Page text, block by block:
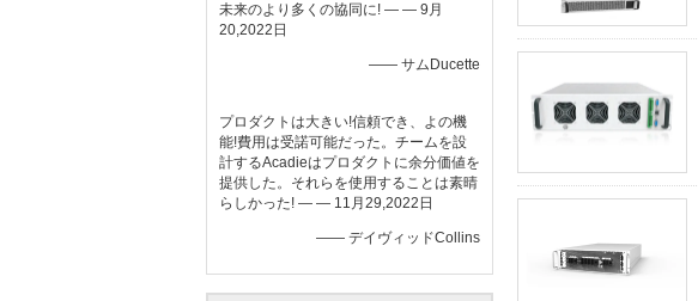
未来のより多くの協同に! — — 9月
20,2022日
—— サムDucette
プロダクトは大きい!信頼でき、よの機
能!費用は受諾可能だった。チームを設
計するAcadieはプロダクトに余分価値を
提供した。それらを使用することは素晴
らしかった! — — 11月29,2022日
—— デイヴィッドCollins